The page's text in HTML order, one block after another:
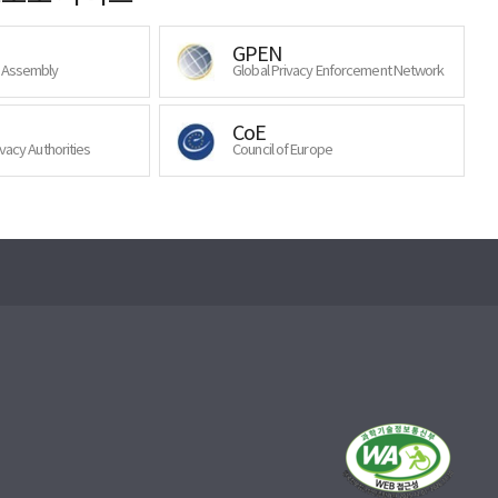
GPEN
Global Privacy Enforcement Network
Authorities
CoE
Council of Europe